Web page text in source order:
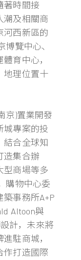
著時間接
潮及相關商
河西新區的
博覽中心、
育中心，
地理位置十
京)置業開發
城專案的投
結合全球知
造集合辦
型商場等多
購物中心委
事務所A+P
Altoon與
計，未來將
駐商城，
作打造國際